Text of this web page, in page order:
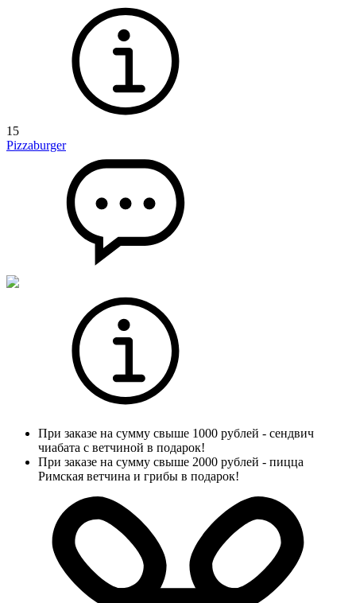
15
Pizzaburger
При заказе на сумму свыше 1000 рублей - сендвич
чиабата с ветчиной в подарок!
При заказе на сумму свыше 2000 рублей - пицца
Римская ветчина и грибы в подарок!